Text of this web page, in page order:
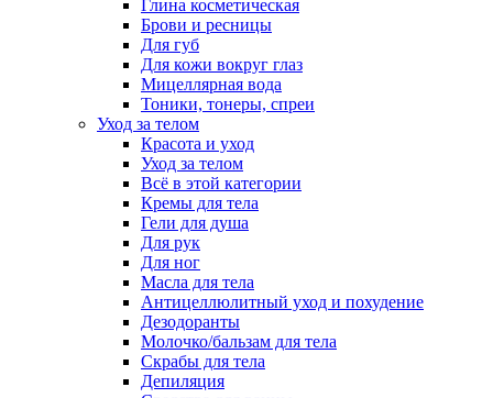
Глина косметическая
Брови и ресницы
Для губ
Для кожи вокруг глаз
Мицеллярная вода
Тоники, тонеры, спреи
Уход за телом
Красота и уход
Уход за телом
Всё в этой категории
Кремы для тела
Гели для душа
Для рук
Для ног
Масла для тела
Антицеллюлитный уход и похудение
Дезодоранты
Молочко/бальзам для тела
Скрабы для тела
Депиляция